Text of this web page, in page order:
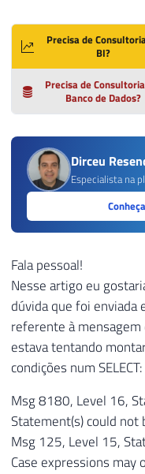
Precisa de
BI?
Precisa de
Banco de Dados?
Dirceu
Especialista na
Fala pessoal!
Nesse artigo eu
dúvida que foi enviada
referente à
estava tentando
condições num SELECT:
Msg 8180, Level 16,
Statement(s) could not
Msg 125, Level 15,
Case expressions